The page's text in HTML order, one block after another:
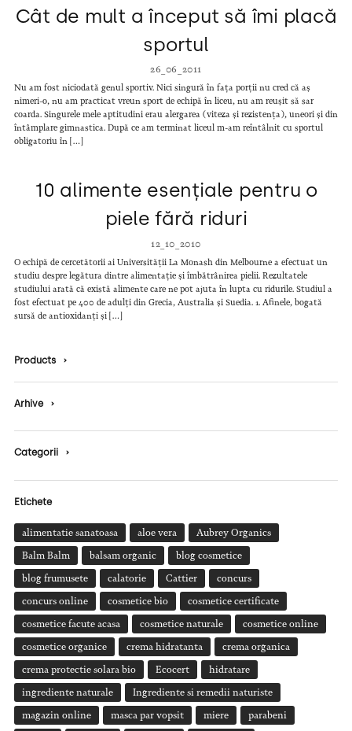
Cât de mult a început să îmi placă
sportul
26_06_2011
Nu am fost niciodată genul sportiv. Nici singură în fața porții nu cred că aș
nimeri-o, nu am practicat vreun sport de echipă în liceu, nu am reușit să sar
coarda. Singurele mele aptitudini erau alergarea (viteza și rezistența), uneori și din
întâmplare gimnastica. După ce am terminat liceul m-am reîntâlnit cu sportul
obligatoriu în […]
10 alimente esențiale pentru o
piele fără riduri
12_10_2010
O echipă de cercetătorii ai Universității La Monash din Melbourne a efectuat un
studiu despre legătura dintre alimentație și îmbătrânirea pielii. Rezultatele
studiului arată că există alimente care ne pot ajuta în lupta cu ridurile. Studiul a
fost efectuat pe 400 de adulți din Grecia, Australia și Suedia. 1. Afinele, bogată
sursă de antioxidanți și […]
Products ›
Arhive ›
Categorii ›
Etichete
alimentatie sanatoasa aloe vera Aubrey Organics
Balm Balm balsam organic blog cosmetice
blog frumusete calatorie Cattier concurs
concurs online cosmetice bio cosmetice certificate
cosmetice facute acasa cosmetice naturale cosmetice online
cosmetice organice crema hidratanta crema organica
crema protectie solara bio Ecocert hidratare
ingrediente naturale Ingrediente si remedii naturiste
magazin online masca par vopsit miere parabeni